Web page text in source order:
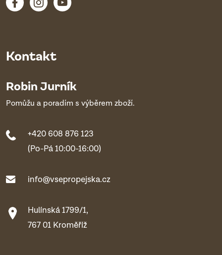
Kontakt
Robin Jurník
Pomůžu a poradím s výběrem zboží.
+420 608 876 123
(Po-Pá 10:00-16:00)
info@vsepropejska.cz
Hulínská 1799/1,
767 01 Kroměříž